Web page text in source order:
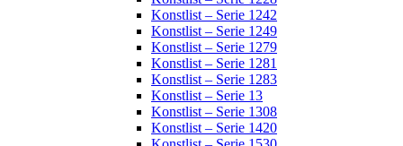
Konstlist – Serie 1242
Konstlist – Serie 1249
Konstlist – Serie 1279
Konstlist – Serie 1281
Konstlist – Serie 1283
Konstlist – Serie 13
Konstlist – Serie 1308
Konstlist – Serie 1420